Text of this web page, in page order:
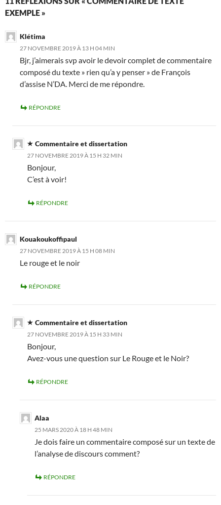
EXEMPLE »
Klétima
27 NOVEMBRE 2019 À 13 H 04 MIN
Bjr, j’aimerais svp avoir le devoir complet de commentaire
composé du texte » rien qu’a y penser » de François
d’assise N’DA. Merci de me répondre.
RÉPONDRE
Commentaire et dissertation
27 NOVEMBRE 2019 À 15 H 32 MIN
Bonjour,
C’est à voir!
RÉPONDRE
Kouakoukoffipaul
27 NOVEMBRE 2019 À 15 H 08 MIN
Le rouge et le noir
RÉPONDRE
Commentaire et dissertation
27 NOVEMBRE 2019 À 15 H 33 MIN
Bonjour,
Avez-vous une question sur Le Rouge et le Noir?
RÉPONDRE
Alaa
25 MARS 2020 À 18 H 48 MIN
Je dois faire un commentaire composé sur un texte de
l’analyse de discours comment?
RÉPONDRE